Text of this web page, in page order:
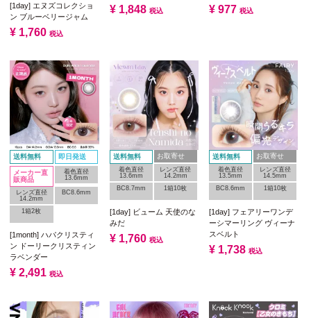
[1day] エヌズコレクショ
ン ブルーベリージャム
¥ 1,760 税込
¥ 1,848 税込 ¥ 977 税込
送料無料 即日発送
メーカー直
販商品
着色直径
13.6mm
レンズ直径
14.2mm
BC8.6mm
1箱2枚
[1month] ハパクリスティ
ン ドーリークリスティン
ラベンダー
¥ 2,491 税込
送料無料 お取寄せ
着色直径
13.6mm
レンズ直径
14.2mm
BC8.7mm
1箱10枚
[1day] ビューム 天使のな
みだ
¥ 1,760 税込
送料無料 お取寄せ
着色直径
13.5mm
レンズ直径
14.5mm
BC8.6mm
1箱10枚
[1day] フェアリーワンデ
ーシマーリング ヴィーナ
スベルト
¥ 1,738 税込